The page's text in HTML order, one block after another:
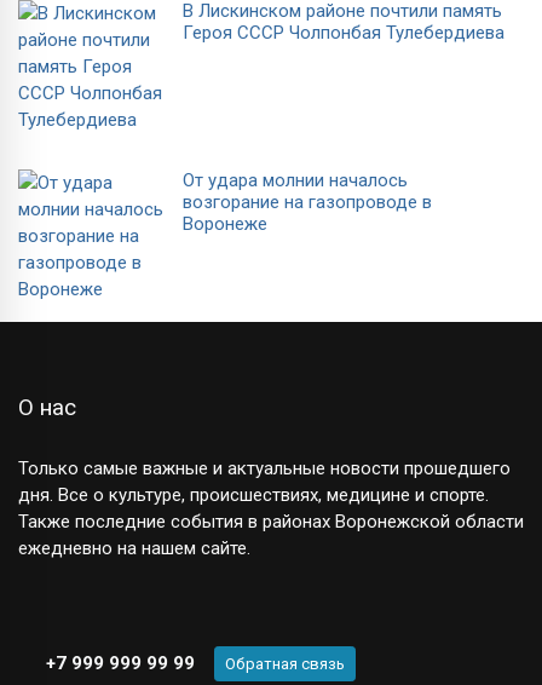
В Лискинском районе почтили память
Героя СССР Чолпонбая Тулебердиева
От удара молнии началось
возгорание на газопроводе в
Воронеже
О нас
Только самые важные и актуальные новости прошедшего
дня. Все о культуре, происшествиях, медицине и спорте.
Также последние события в районах Воронежской области
ежедневно на нашем сайте.
+7 999 999 99 99 Обратная связь